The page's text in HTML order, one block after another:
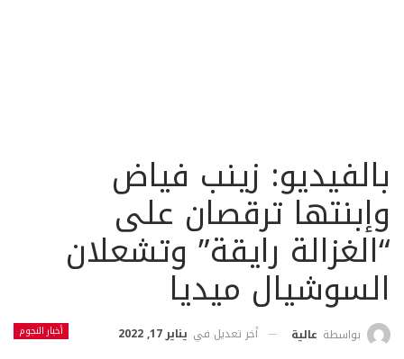
بالفيديو: زينب فياض
وإبنتها ترقصان على
“الغزالة رايقة” وتشعلان
السوشيال ميديا
أخبار النجوم بواسطة عالية أخر تعديل في يناير 17, 2022